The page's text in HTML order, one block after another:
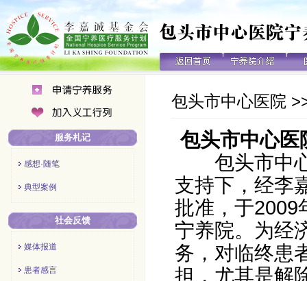
服务札记
感想·随笔
典型案例
社会反馈
媒体报道
患者感言
包头市中心医院
包头市中心医
包头市中心
支持下，经李
批准，于2009
宁养院。为经
务，对临终患
担，尤其是解